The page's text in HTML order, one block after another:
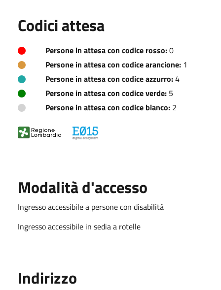
Codici attesa
Persone in attesa con codice rosso:0
Persone in attesa con codice arancione: 1
Persone in attesa con codice azzurro:4
Persone in attesa con codice verde: 5
Persone in attesa con codice bianco: 2
Modalità d'accesso
Ingresso accessibile a persone con disabilità
Ingresso accessibile in sedia a rotelle
Indirizzo